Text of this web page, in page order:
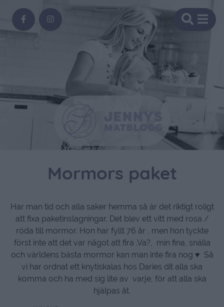
Mormors paket
Har man tid och alla saker hemma så är det riktigt roligt
att fixa paketinslagningar. Det blev ett vitt med rosa /
röda till mormor. Hon har fyllt 76 år , men hon tyckte
först inte att det var något att fira .Va?, min fina, snälla
och världens bästa mormor kan man inte fira nog ♥ Så
vi har ordnat ett knytiskalas hos Daries dit alla ska
komma och ha med sig lite av varje, för att alla ska
hjälpas åt.